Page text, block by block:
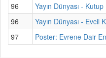
96
Yayın Dünyası -
96
Yayın Dünyası - Evcil
97
Poster: Evrene Dair